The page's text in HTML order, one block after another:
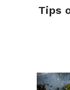
Tips